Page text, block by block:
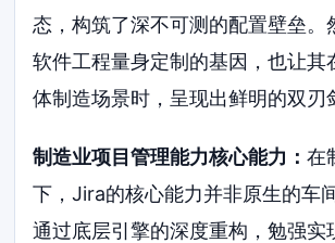
态，构筑了深不可测的配置壁垒。
软件工程量身定制的基因，也让其
体制造场景时，呈现出鲜明的双刃
制造业项目管理能力核心能力：在
下，Jira的核心能力并非原生的车
通过底层引擎的深度重构，勉强实